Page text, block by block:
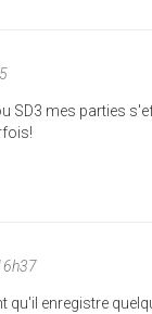
SD3 mes parties
enregistre